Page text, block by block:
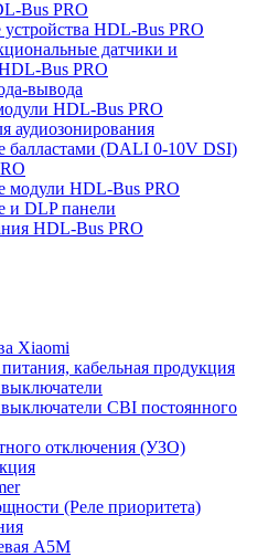
Bus PRO
HDL-Bus PRO
датчики и
Bus PRO
вывода
HDL-Bus PRO
аудиозонирования
балластами (DALI 0-10V DSI)
модули HDL-Bus PRO
и DLP панели
HDL-Bus PRO
Xiaomi
кабельная продукция
CBI постоянного
отключения (УЗО)
(Реле приоритета)
А5М